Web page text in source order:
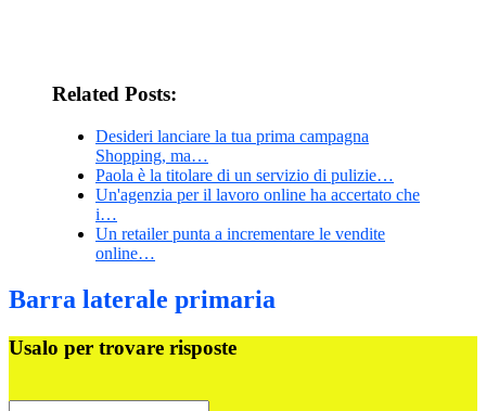
Related Posts:
Desideri lanciare la tua prima campagna
Shopping, ma…
Paola è la titolare di un servizio di pulizie…
Un'agenzia per il lavoro online ha accertato che
i…
Un retailer punta a incrementare le vendite
online…
Barra laterale primaria
Usalo per trovare risposte